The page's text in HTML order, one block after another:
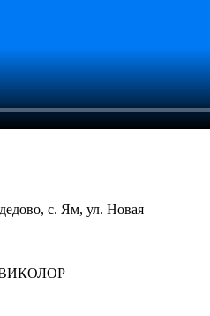
с. Ям, ул. Новая
ВИКОЛОР